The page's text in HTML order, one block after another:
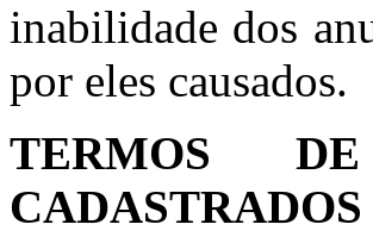
inabilidade dos
por eles causados.
TERMOS